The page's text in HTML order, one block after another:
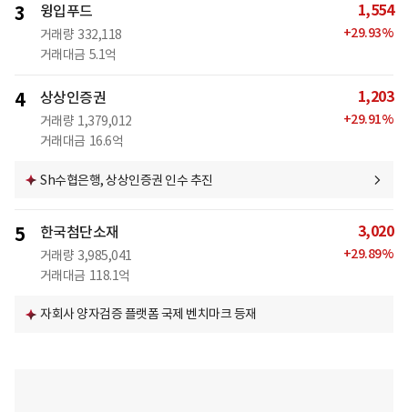
3 윙입푸드
거래량 332,118
거래대금 5.1억
1,554
+29.93%
4 상상인증권
거래량 1,379,012
거래대금 16.6억
1,203
+29.91%
Sh수협은행, 상상인증권 인수 추진
5 한국첨단소재
거래량 3,985,041
거래대금 118.1억
3,020
+29.89%
자회사 양자검증 플랫폼 국제 벤치마크 등재